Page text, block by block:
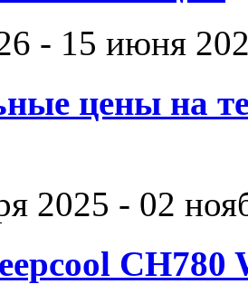
- 15 июня
цены на
2025 - 02
CH780